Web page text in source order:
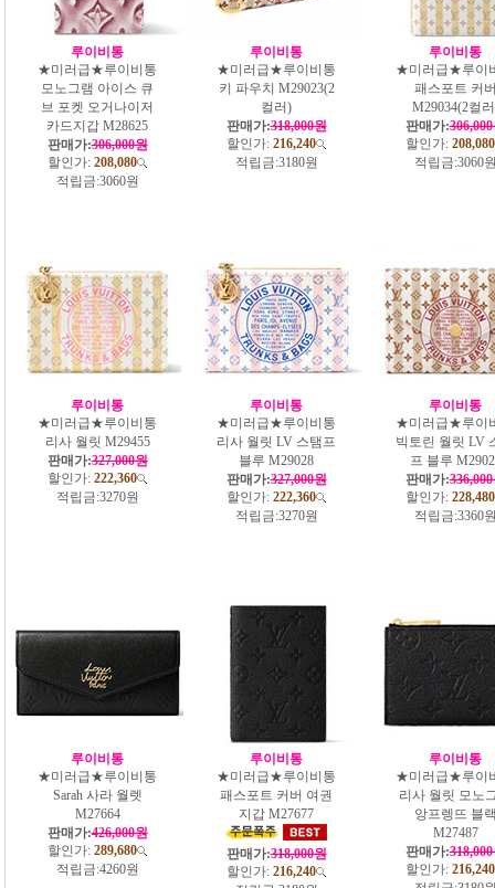
루이비통
★미러급★루이비통
모노그램 아이스 큐
브 포켓 오거나이저
카드지갑 M28625
판매가:306,000원
할인가: 208,080
적립금:3060원
루이비통
★미러급★루이비통
키 파우치 M29023(2
컬러)
판매가:318,000원
할인가: 216,240
적립금:3180원
루이비통
★미러급★루이
패스포트 커
M29034(2컬
판매가:
할인가: 208,080
적립금:3060
루이비통
★미러급★루이비통
리사 월릿 M29455
판매가:327,000원
할인가: 222,360
적립금:3270원
루이비통
★미러급★루이비통
리사 월릿 LV 스탬프
블루 M29028
판매가:327,000원
할인가: 222,360
적립금:3270원
루이비통
★미러급★루이
빅토린 월릿 LV
프 블루
판매가:
할인가: 228,480
적립금:3360
루이비통
★미러급★루이비통
Sarah 사라 월렛
M27664
판매가:426,000원
할인가: 289,680
적립금:4260원
루이비통
★미러급★루이비통
패스포트 커버 여권
지갑 M27677
판매가:318,000원
할인가: 216,240
루이비통
★미러급★루이
리사 월릿 모노
앙프렝뜨 블
M27487
판매가:
할인가: 216,240